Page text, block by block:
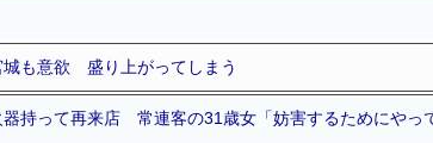
も意欲 盛り上がってしまう
持って再来店 常連客の31歳女「妨害するためにやっ